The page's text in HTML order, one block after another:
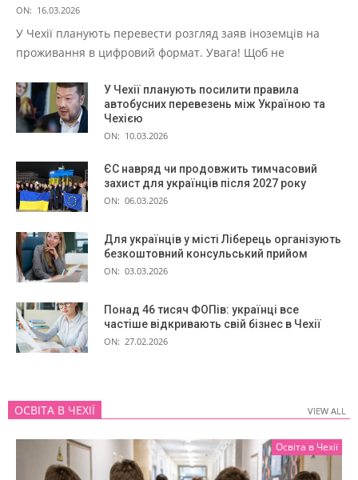
ON: 16.03.2026
У Чехії планують перевести розгляд заяв іноземців на
проживання в цифровий формат. Увага! Щоб не
У Чехії планують посилити правила
автобусних перевезень між Україною та
Чехією
ON: 10.03.2026
ЄС навряд чи продовжить тимчасовий
захист для українців після 2027 року
ON: 06.03.2026
Для українців у місті Ліберець організують
безкоштовний консульський прийом
ON: 03.03.2026
Понад 46 тисяч ФОПів: українці все
частіше відкривають свій бізнес в Чехії
ON: 27.02.2026
ОСВІТА В ЧЕХІЇ VIEW ALL
Освіта в Чехії
VIEW ALL